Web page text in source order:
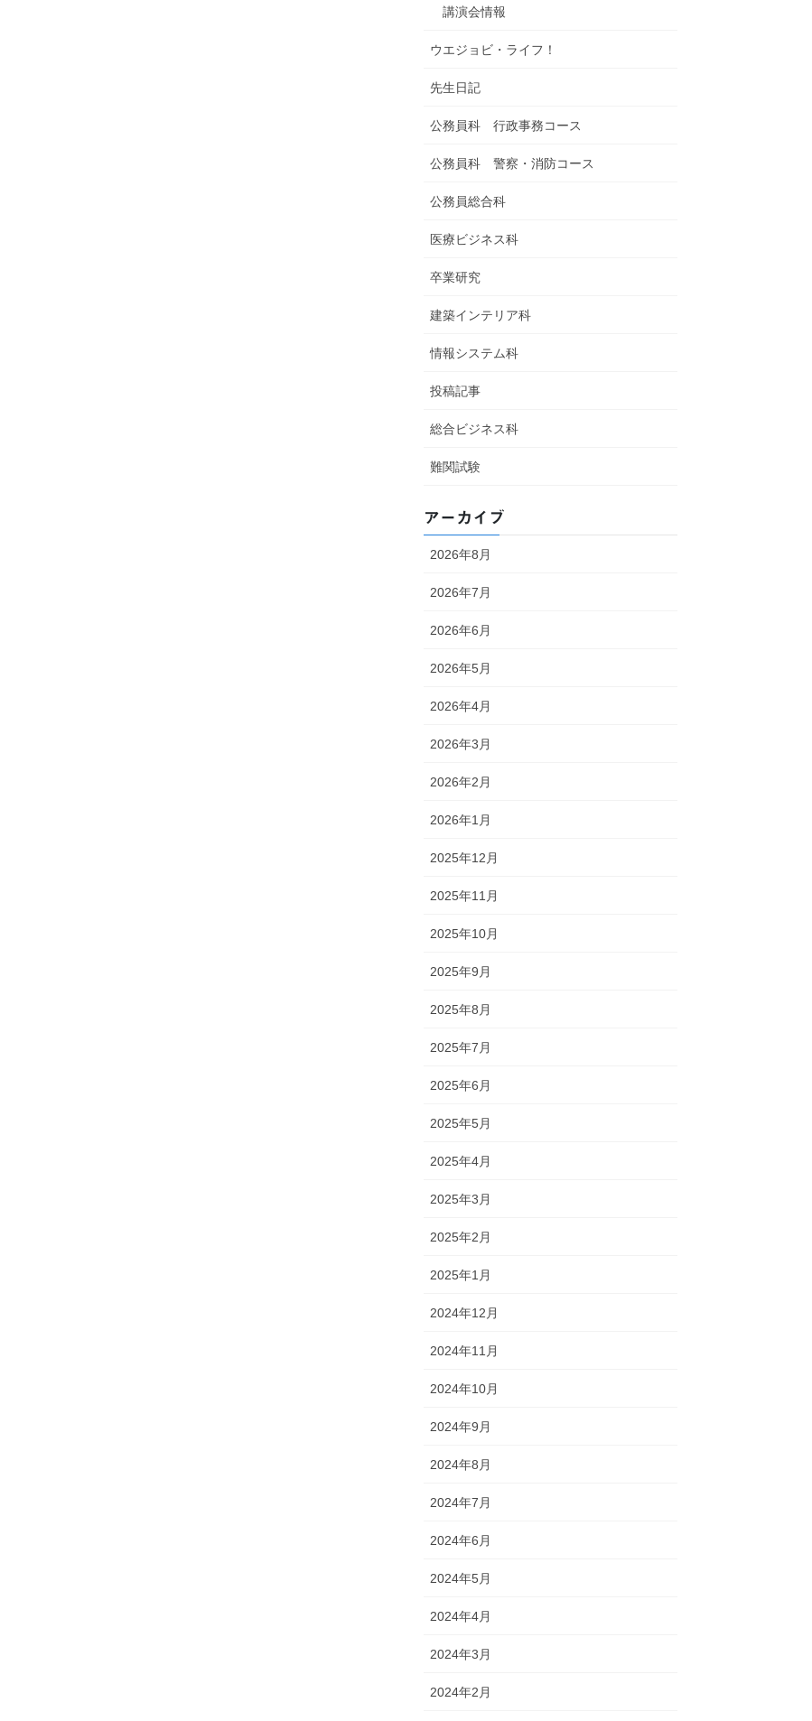
講演会情報
ウエジョビ・ライフ！
先生日記
公務員科 行政事務コース
公務員科 警察・消防コース
公務員総合科
医療ビジネス科
卒業研究
建築インテリア科
情報システム科
投稿記事
総合ビジネス科
難関試験
アーカイブ
2026年8月
2026年7月
2026年6月
2026年5月
2026年4月
2026年3月
2026年2月
2026年1月
2025年12月
2025年11月
2025年10月
2025年9月
2025年8月
2025年7月
2025年6月
2025年5月
2025年4月
2025年3月
2025年2月
2025年1月
2024年12月
2024年11月
2024年10月
2024年9月
2024年8月
2024年7月
2024年6月
2024年5月
2024年4月
2024年3月
2024年2月